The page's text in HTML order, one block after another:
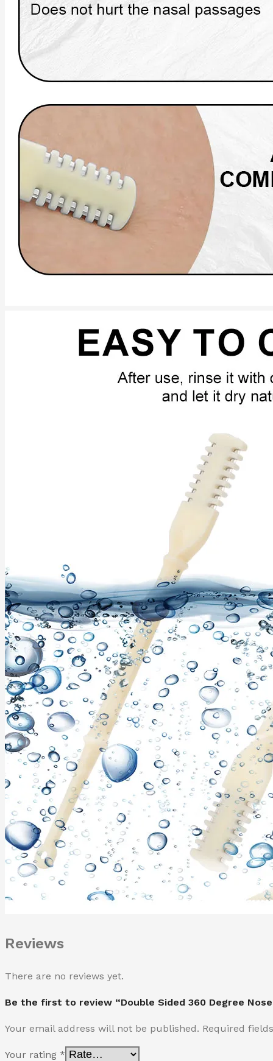
Reviews
There are no reviews yet.
Be the first to review “Double Sided 360 Degree Nose
Your email address will not be published. Required
Your rating *